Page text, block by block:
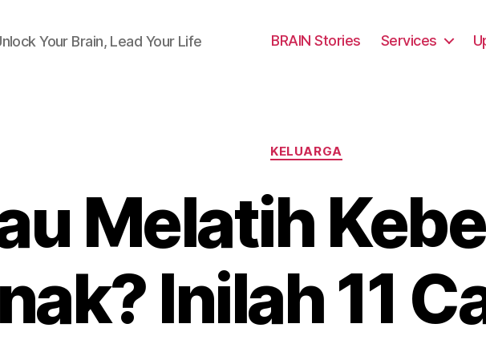
Your Brain, Lead Your Life BRAIN Stories Services
Categories
KELUARGA
Melatih
Inilah 11